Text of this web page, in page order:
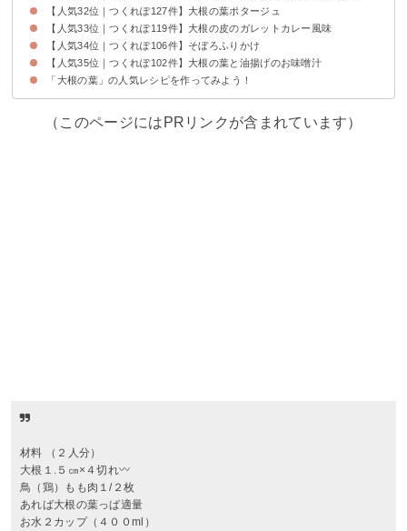
【人気32位｜つくれぽ127件】大根の葉ポタージュ
【人気33位｜つくれぽ119件】大根の皮のガレットカレー風味
【人気34位｜つくれぽ106件】そぼろふりかけ
【人気35位｜つくれぽ102件】大根の葉と油揚げのお味噌汁
「大根の葉」の人気レシピを作ってみよう！
（このページにはPRリンクが含まれています）
材料 （２人分）
大根１.５㎝×４切れ〰
鳥（鶏）もも肉１/２枚
あれば大根の葉っぱ適量
お水２カップ（４００ml）